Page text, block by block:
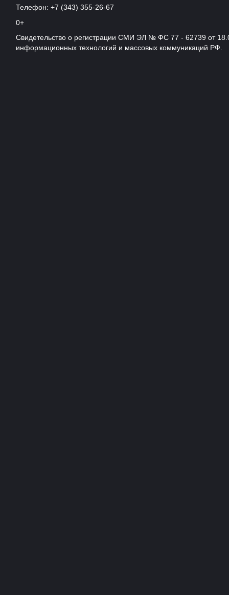
Телефон: +7 (343) 355-26-67
0+
Свидетельство о регистрации СМИ ЭЛ № ФС 77 - 62739 от
информационных технологий и массовых коммуникаций РФ.